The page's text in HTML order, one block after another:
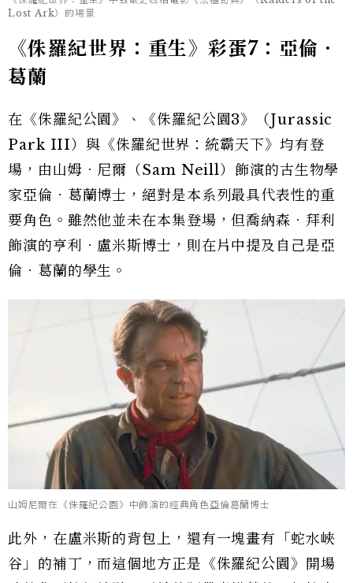
Lost Ark）的場景
《侏羅紀世界：重生》彩蛋7：亞倫．
葛蘭
在《侏羅紀公園》、《侏羅紀公園3》（Jurassic
Park III）與《侏羅紀世界：統霸天下》均有登
場，由山姆．尼爾（Sam Neill）飾演的古生物學
家亞倫．葛蘭博士，絕對是本系列最具代表性的重
要角色。雖然他並未在本集登場，但喬納森．拜利
飾演的亨利．盧米斯博士，則在片中提及自己是亞
倫．葛蘭的學生。
山姆尼爾在《侏羅紀公園》中飾演的經典角色亞倫葛蘭博士
此外，在盧米斯的背包上，還有一塊畫有「蛇水峽
谷」的補丁，而這個地方正是《侏羅紀公園》開場